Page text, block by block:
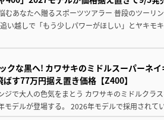
むあなたへ贈るスポーツツアラー 普段のツーリ
い越しで「もう少しパワーがほしい」とヤキモ
クな黒へ! カワサキのミドルスーパーネ
す77万円据え置き価格【Z400】
で大人の色気をまとう カワサキのミドルクラ
モデルが登場する。 2026年モデルで採用され